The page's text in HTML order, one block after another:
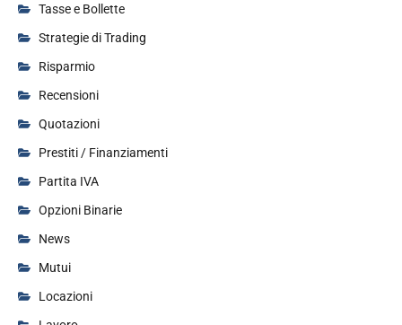
Tasse e Bollette
Strategie di Trading
Risparmio
Recensioni
Quotazioni
Prestiti / Finanziamenti
Partita IVA
Opzioni Binarie
News
Mutui
Locazioni